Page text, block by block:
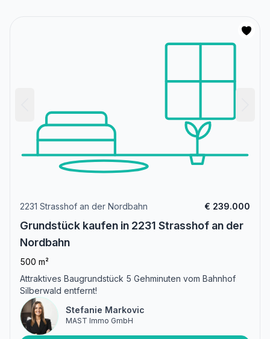
2231 Strasshof an der Nordbahn € 239.000
Grundstück kaufen in 2231 Strasshof an der
Nordbahn
500 m²
Attraktives Baugrundstück 5 Gehminuten vom Bahnhof
Silberwald entfernt!
Stefanie Markovic
MAST Immo GmbH